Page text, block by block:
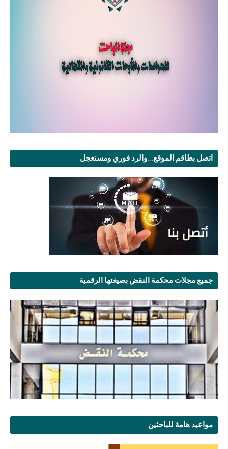
اتصل بطاقم الموقع...والرد فوري ومستعجل
جميع مجلات محكمة النقض بصيغتها الرقمية
مواعيد هامة للباحثين